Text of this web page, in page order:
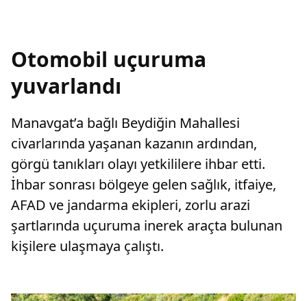
Otomobil uçuruma
yuvarlandı
Manavgat’a bağlı Beydiğin Mahallesi
civarlarında yaşanan kazanın ardından,
görgü tanıkları olayı yetkililere ihbar etti.
İhbar sonrası bölgeye gelen sağlık, itfaiye,
AFAD ve jandarma ekipleri, zorlu arazi
şartlarında uçuruma inerek araçta bulunan
kişilere ulaşmaya çalıştı.